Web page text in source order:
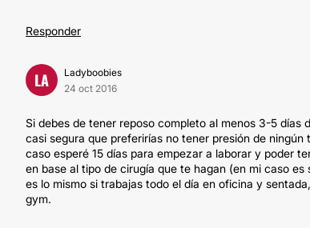
Responder
LA
Ladyboobies
24 oct 2016
Si debes de tener reposo completo al menos 3-5 días
casi segura que preferirías no tener presión de
caso esperé 15 días para empezar a laborar y poder
en base al tipo de cirugía que te hagan (en mi caso
es lo mismo si trabajas todo el día en oficina y
gym.